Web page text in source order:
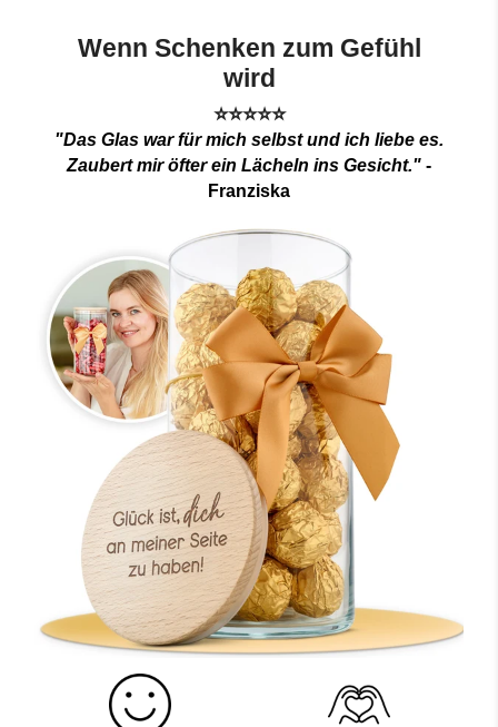
Wenn Schenken zum Gefühl
wird
⭐⭐⭐⭐⭐
"Das Glas war für mich selbst und ich liebe es.
Zaubert mir öfter ein Lächeln ins Gesicht." -
Franziska